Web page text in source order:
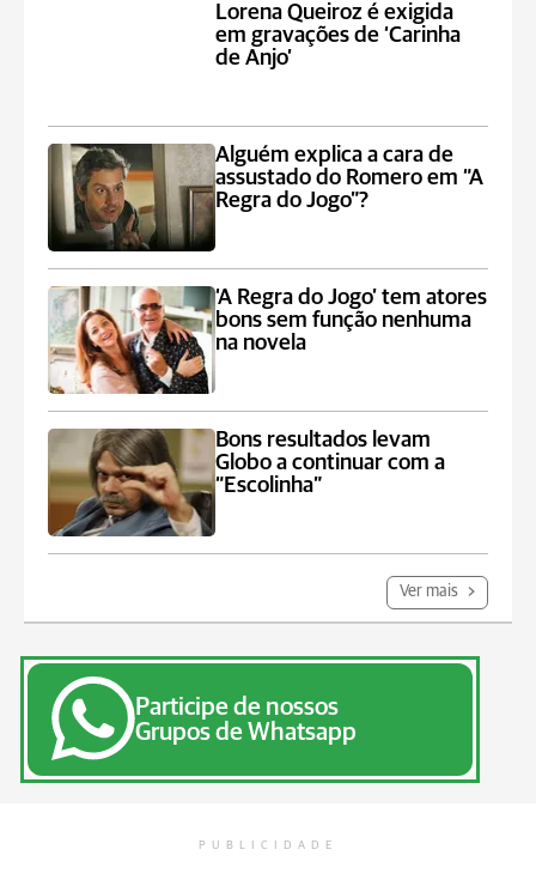
Lorena Queiroz é exigida
em gravações de ‘Carinha
de Anjo’
Alguém explica a cara de
assustado do Romero em “A
Regra do Jogo”?
‘A Regra do Jogo’ tem atores
bons sem função nenhuma
na novela
Bons resultados levam
Globo a continuar com a
“Escolinha”
Ver mais
Participe de nossos
Grupos de Whatsapp
PUBLICIDADE